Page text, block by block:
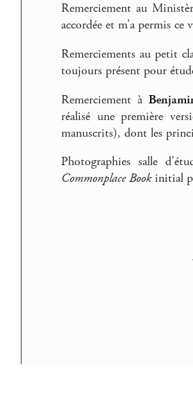
Remerciement au
accordée et m’a permis ce
Remerciements au petit
toujours présent pour
Remerciement à
réalisé une première
manuscrits), dont les
Photographies salle
Commonplace Bookinitial